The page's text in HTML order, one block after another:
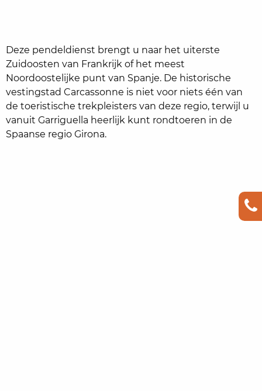
Deze pendeldienst brengt u naar het uiterste
Zuidoosten van Frankrijk of het meest
Noordoostelijke punt van Spanje. De historische
vestingstad Carcassonne is niet voor niets één van
de toeristische trekpleisters van deze regio, terwijl u
vanuit Garriguella heerlijk kunt rondtoeren in de
Spaanse regio Girona.